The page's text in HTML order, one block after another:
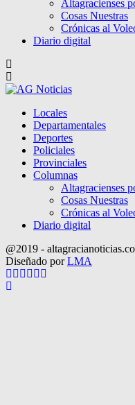
Altagracienses
Cosas Nuestras
Crónicas al
Diario digital
Locales
Departamentales
Deportes
Policiales
Provinciales
Columnas
Altagracienses
Cosas Nuestras
Crónicas al
Diario digital
@2019 -
Diseñado porLMA
Facebook
Twitter
Instagram
Pinterest
Google